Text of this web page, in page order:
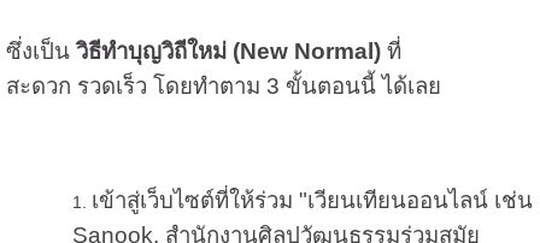
ซึ่งเป็นวิธีทำบุญวิถีใหม่ (New Normal) ที่
สะดวก รวดเร็ว โดยทำตาม 3 ขั้นตอนนี้ ได้เลย
เข้าสู่เว็บไซต์ที่ให้ร่วม "เวียนเทียนออนไลน์ เช่น
Sanook, สำนักงานศิลปวัฒนธรรมร่วมสมัย